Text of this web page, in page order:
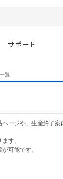
サポート
覧
ージや、生産終了案
す。
可能です。